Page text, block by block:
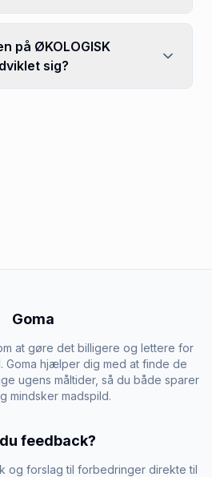
på ØKOLOGISK
sig?
Goma
at gøre det billigere og lettere for
Goma hjælper dig med at finde de
ugens måltider, så du både sparer
mindsker madspild.
feedback?
og forslag til forbedringer direkte til